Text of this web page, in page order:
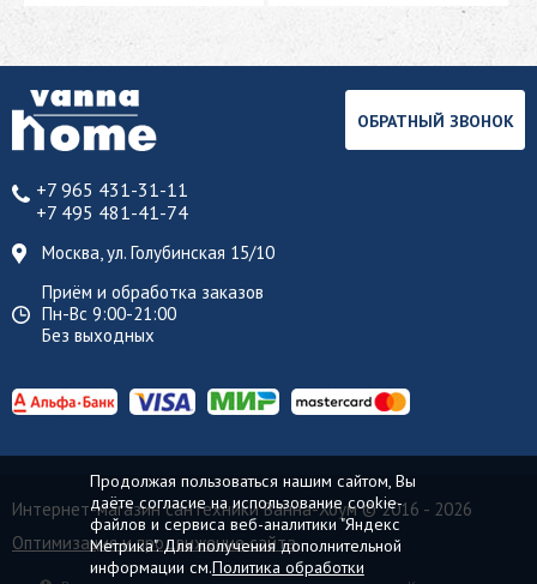
+7 965 431-31-11
+7 495 481-41-74
Москва, ул. Голубинская 15/10
Приём и обработка заказов
Пн-Вс 9:00-21:00
Без выходных
ОБРАТНЫЙ ЗВОНОК
Интернет-магазин сантехники Ванна-Хоум© 2016 - 2026
Оптимизация и продвижение сайта
Продолжая пользоваться нашим сайтом, Вы
даёте согласие на использование cookie-
файлов и сервиса веб-аналитики "Яндекс
Метрика". Для получения дополнительной
информации см.Политика обработки